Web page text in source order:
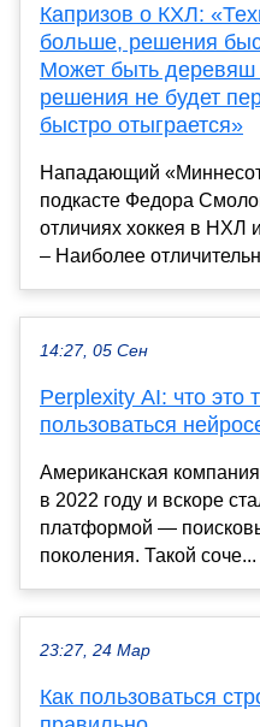
Капризов о КХЛ:
больше, решения
Может быть деревяш
решения не будет
быстро отыграется»
Нападающий
подкасте Федора
отличиях хоккея в НХЛ
– Наиболее
14:27, 05 Сен
Perplexity AI: что это
пользоваться
Американская
в 2022 году и вскоре
платформой —
поколения. Такой соче...
23:27, 24 Мар
Как пользоваться